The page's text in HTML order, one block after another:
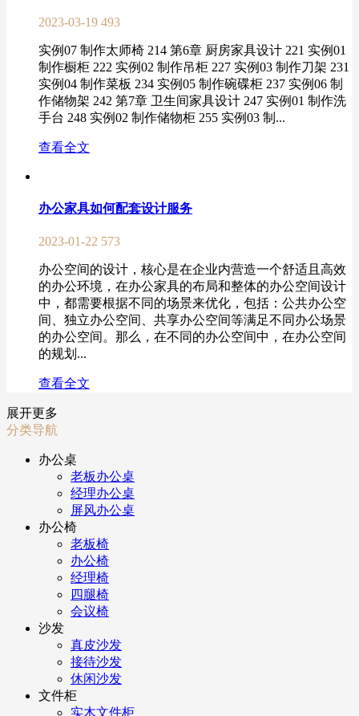
2023-03-19 493
实例07 制作太师椅 214 第6章 厨房家具设计 221 实例01
制作橱柜 222 实例02 制作吊柜 227 实例03 制作刀架 231
实例04 制作菜板 234 实例05 制作碗碟柜 237 实例06 制
作储物架 242 第7章 卫生间家具设计 247 实例01 制作洗
手台 248 实例02 制作储物柜 255 实例03 制...
查看全文
办公家具如何配套设计服务
2023-01-22 573
办公空间的设计，核心是在企业内营造一个舒适且高效
的办公环境，在办公家具的布局和整体的办公空间设计
中，都需要根据不同的场景来优化，包括：公共办公空
间、独立办公空间、共享办公空间等满足不同办公场景
的办公空间。那么，在不同的办公空间中，在办公空间
的规划...
查看全文
展开更多
分类导航
办公桌
老板办公桌
经理办公桌
屏风办公桌
办公椅
老板椅
办公椅
经理椅
四腿椅
会议椅
沙发
真皮沙发
接待沙发
休闲沙发
文件柜
实木文件柜